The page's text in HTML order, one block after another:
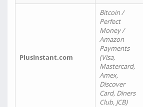
PlusInstant.com
Bitcoin /
Perfect
Money /
Amazon
Payments
(Visa,
Mastercard,
Amex,
Discover
Card, Diners
Club, JCB)